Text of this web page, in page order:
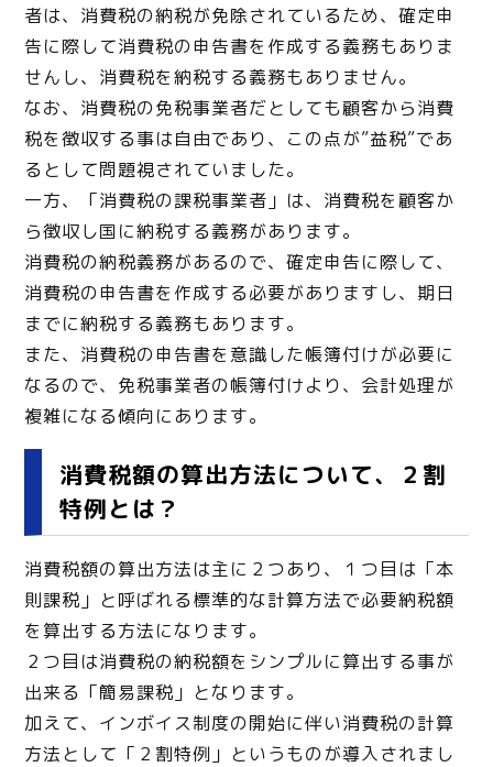
者は、消費税の納税が免除されているため、確定申
告に際して消費税の申告書を作成する義務もありま
せんし、消費税を納税する義務もありません。
なお、消費税の免税事業者だとしても顧客から消費
税を徴収する事は自由であり、この点が”益税”であ
るとして問題視されていました。
一方、「消費税の課税事業者」は、消費税を顧客か
ら徴収し国に納税する義務があります。
消費税の納税義務があるので、確定申告に際して、
消費税の申告書を作成する必要がありますし、期日
までに納税する義務もあります。
また、消費税の申告書を意識した帳簿付けが必要に
なるので、免税事業者の帳簿付けより、会計処理が
複雑になる傾向にあります。
消費税額の算出方法について、２割
特例とは？
消費税額の算出方法は主に２つあり、１つ目は「本
則課税」と呼ばれる標準的な計算方法で必要納税額
を算出する方法になります。
２つ目は消費税の納税額をシンプルに算出する事が
出来る「簡易課税」となります。
加えて、インボイス制度の開始に伴い消費税の計算
方法として「２割特例」というものが導入されまし